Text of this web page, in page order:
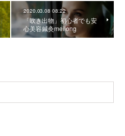
2020.03.08 08:22
「吹き出物」初心者でも安
心美容鍼灸meilong